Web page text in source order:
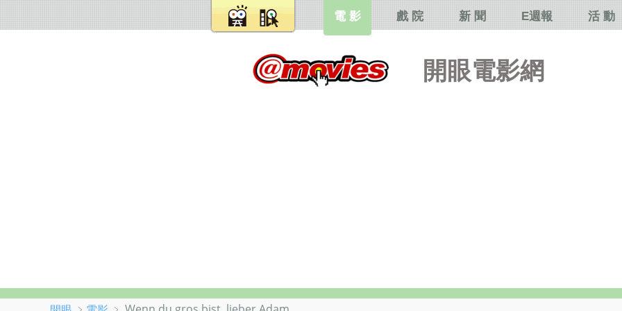
開眼電影網
電 影 戲 院 新 聞 E週報 活 動